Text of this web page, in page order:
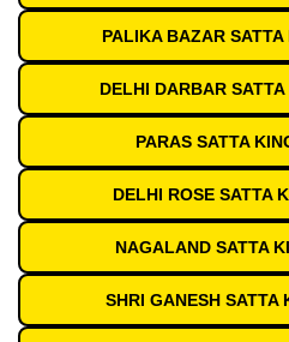
PALIKA BAZAR
DELHI DARBAR
PARAS SATTA
DELHI ROSE SATTA
NAGALAND SATTA
SHRI GANESH SATTA